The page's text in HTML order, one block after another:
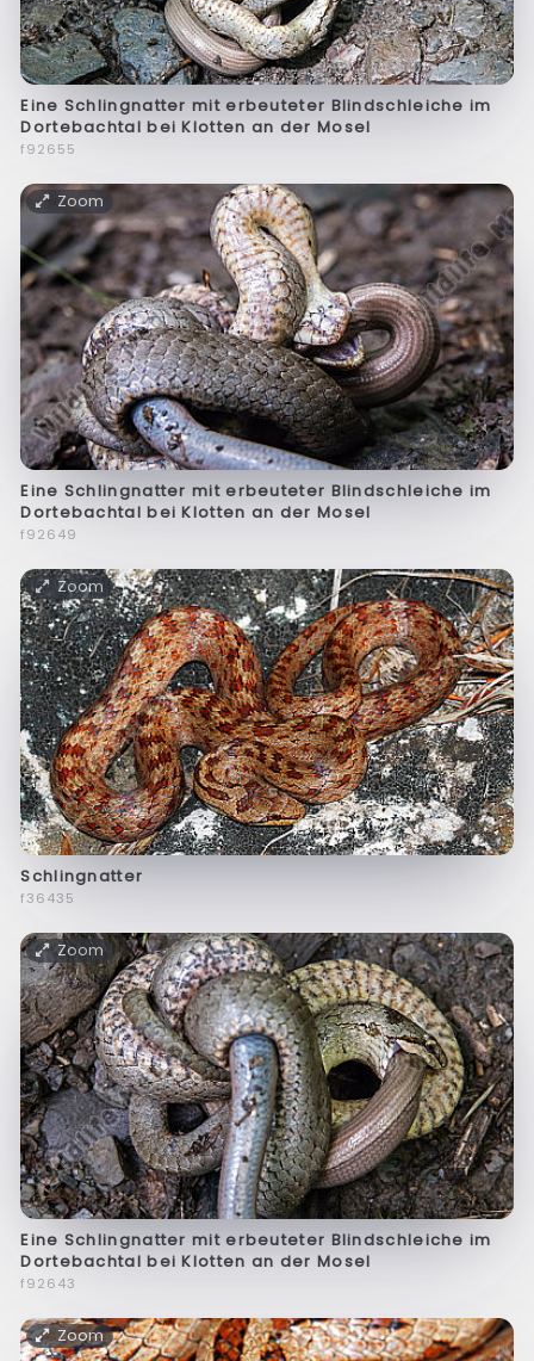
Eine Schlingnatter mit erbeuteter Blindschleiche im
Dortebachtal bei Klotten an der Mosel
f92655
Zoom
Eine Schlingnatter mit erbeuteter Blindschleiche im
Dortebachtal bei Klotten an der Mosel
f92649
Zoom
Schlingnatter
f36435
Zoom
Eine Schlingnatter mit erbeuteter Blindschleiche im
Dortebachtal bei Klotten an der Mosel
f92643
Zoom